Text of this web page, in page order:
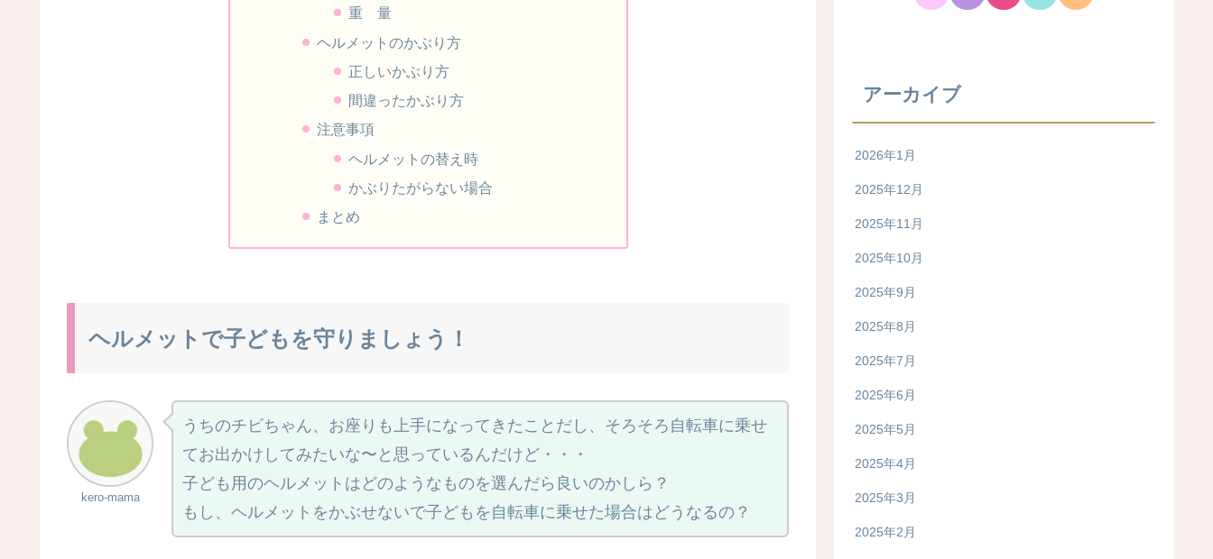
重 量
ヘルメットのかぶり方
正しいかぶり方
間違ったかぶり方
注意事項
ヘルメットの替え時
かぶりたがらない場合
まとめ
ヘルメットで子どもを守りましょう！
kero-mama
うちのチビちゃん、お座りも上手になってきたことだし、そろそろ自転車に乗せ
てお出かけしてみたいな〜と思っているんだけど・・・
子ども用のヘルメットはどのようなものを選んだら良いのかしら？
もし、ヘルメットをかぶせないで子どもを自転車に乗せた場合はどうなるの？
アーカイブ
2026年1月
2025年12月
2025年11月
2025年10月
2025年9月
2025年8月
2025年7月
2025年6月
2025年5月
2025年4月
2025年3月
2025年2月